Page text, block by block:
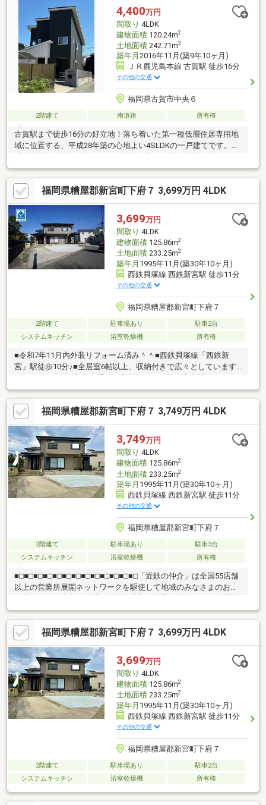
築、設備も内装も状態が良く、大きな手直しなくそのままお住ま
いいただけます。◆日常の便利さと住まいの余裕が、無理なく両
立した一邸です。まずは陽の入る室内をご覧ください。
4,400万円
間取り 4LDK
建物面積120.24m2
土地面積242.71m2
築年月 2016年11月(築9年10ヶ月)
ＪＲ鹿児島本線 古賀駅 徒歩16分
その他の交通
福岡県古賀市中央６
2階建て 南道路 所有権
古賀駅まで徒歩16分の好立地！落ち着いた第一種低層住居専用地
域に位置する、平成28年築の心地よい4SLDKの一戸建てです。一
側の２面が道路に接しているため、開放感があり陽当りも良好で
す。建物も約36.37坪とゆとりの広さで、ご家族がのびのびと暮ら
せる間取り設計になっています。季節のアイテムをスッキリ片付
けられる便利なサービスルーム（納戸）や、複数台の駐車スペー
スも確保可能。周囲は高い建物がなく非常に穏やかな住環境なの
で、小さなお子様がいるご家庭にも安心です。ぜひ実際の陽当り
の良さや広さを、現地で体感してみてくださいね！
福岡県糟屋郡新宮町下府７ 3,699万円 4LDK
3,699万円
間取り 4LDK
建物面積125.86m2
土地面積233.25m2
築年月 1995年11月(築30年10ヶ月)
西鉄貝塚線 西鉄新宮駅 徒歩11分
その他の交通
福岡県糟屋郡新宮町下府７
2階建て 駐車場あり
駐車2台
システムキッチン
浴室乾燥機 所有権
■令和7年11月内外装リフォーム済み＾＾■西鉄貝塚線「西鉄新
宮」駅徒歩10分♪■全居室6帖以上、収納付きで広々としています
＾＾■リビングと和室を繋げて利用すると30帖の大空間になりま
す☆■周辺は落ち着いた住宅街です◎◇新宮小学校：徒歩約21分
◇新宮中学校：徒歩約17分☆年間1600件の相談実績☆頭金0円可
能！月々の返済がご不安な方！もっと良い条件を引き出したい
方！すでにお借入のある方！など、住宅ローンのお悩みをこれま
でにたくさんお受けしてきました＾＾お客様に合った最適な金融
機関のご提案や、将来を見越した無理のないご返済プランの作成
もしています！ぜひ一度ご相談下さい＾＾
福岡県糟屋郡新宮町下府７ 3,749万円 4LDK
3,749万円
間取り 4LDK
建物面積125.86m2
土地面積233.25m2
築年月 1995年11月(築30年10ヶ月)
西鉄貝塚線 西鉄新宮駅 徒歩11分
その他の交通
福岡県糟屋郡新宮町下府７
2階建て 駐車場あり
駐車3台
システムキッチン
浴室乾燥機 所有権
■□■□■□■□■□■□■□■□■□■□■□■□■□「近鉄の仲介」は全国55店舗
以上の営業所展開ネットワークを駆使して地域のみなさまのお役
せはお気軽にフリーダイヤル「0120-935-0118」へご連絡くださ
い！すべてのお客様に「ありがとう」と言っていただけることを
目標に、安心・安全な不動産取引を通して、お客様のお役に立て
るように活動してまいります。不動産のことなら、「近鉄不動産
株式会社 福岡天神営業所」へお任せください。不動産に関するこ
と、何でもご相談ください！■□■□■□■□■□■□■□■□■□■□■□■□■□
福岡県糟屋郡新宮町下府７ 3,699万円 4LDK
3,699万円
間取り 4LDK
建物面積125.86m2
土地面積233.25m2
築年月 1995年11月(築30年10ヶ月)
西鉄貝塚線 西鉄新宮駅 徒歩11分
その他の交通
福岡県糟屋郡新宮町下府７
2階建て 駐車場あり
駐車2台
システムキッチン
浴室乾燥機 所有権